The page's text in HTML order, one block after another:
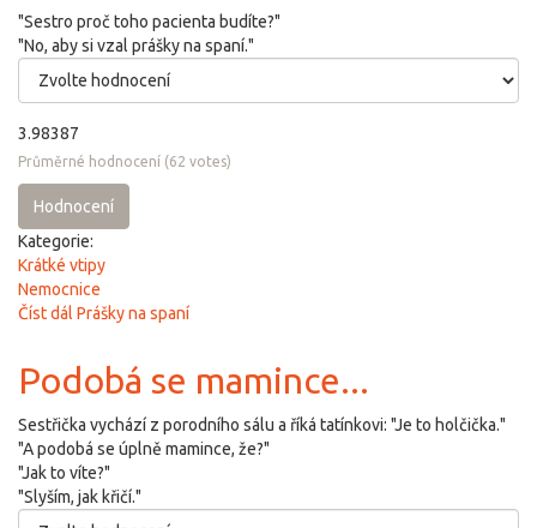
"Sestro proč toho pacienta budíte?"
"No, aby si vzal prášky na spaní."
3.98387
Průměrné hodnocení (62 votes)
Hodnocení
Kategorie:
Krátké vtipy
Nemocnice
Číst dál Prášky na spaní
Podobá se mamince...
Sestřička vychází z porodního sálu a říká tatínkovi: "Je to holčička."
"A podobá se úplně mamince, že?"
"Jak to víte?"
"Slyším, jak křičí."